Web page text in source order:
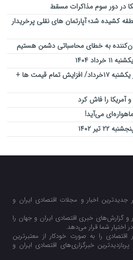
در دور سوم مذاکرات مسقط
کشیده شد؛ آپارتمان های نقلی پرخریدار
به خطای محاسباتی دشمن هستیم
۱۴۰۴
آخرین قیمت طلا و دلار امروز یکشنبه ۱۷خرداد/ افزایش تمام قیمت ها +
آمریکا را فاش کرد
۱۴۰۲
جدیدترین اخبار و مجلات اقتصادی ایران و
و گزارش‌های خبری اقتصادی ایران و جهان را
اختیار شما قرار می‌‌دهد.
اقتصادی را به صورت خودکار از معتبرترین
خبرگزاری‌های اقتصادی ایران و